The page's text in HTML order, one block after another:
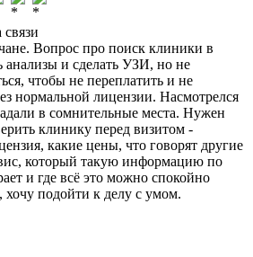
связи
Вопрос про поиск клиники в
анализы и сделать УЗИ, но не
чтобы не переплатить и не
нормальной лицензии. Насмотрелся
в сомнительные места. Нужен
клинику перед визитом -
какие цены, что говорят другие
который такую информацию по
и где всё это можно спокойно
хочу подойти к делу с умом.